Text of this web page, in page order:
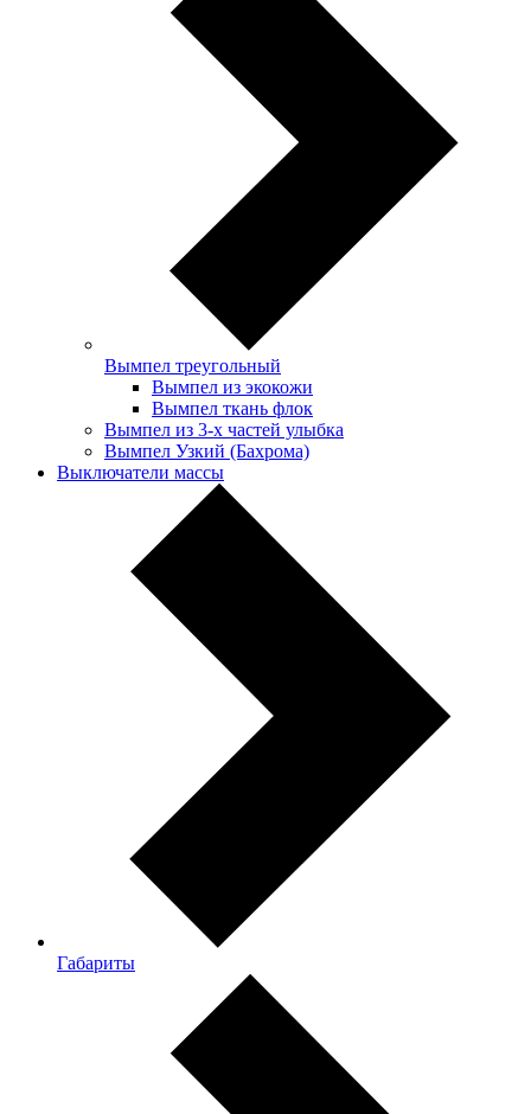
Вымпел треугольный
Вымпел из экокожи
Вымпел ткань флок
Вымпел из 3-х частей улыбка
Вымпел Узкий (Бахрома)
Выключатели массы
Габариты